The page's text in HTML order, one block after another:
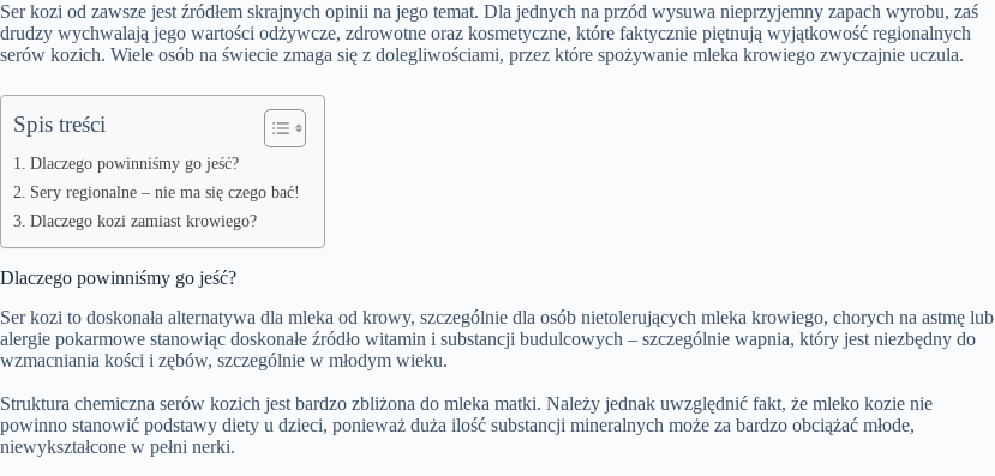
Ser kozi od zawsze jest źródłem skrajnych opinii na jego temat. Dla jednych na przód wysuwa nieprzyjemny zapach wyrobu, zaś
drudzy wychwalają jego wartości odżywcze, zdrowotne oraz kosmetyczne, które faktycznie piętnują wyjątkowość regionalnych
serów kozich. Wiele osób na świecie zmaga się z dolegliwościami, przez które spożywanie mleka krowiego zwyczajnie uczula.
Spis treści
Dlaczego powinniśmy go jeść?
Sery regionalne – nie ma się czego bać!
Dlaczego kozi zamiast krowiego?
Dlaczego powinniśmy go jeść?
Ser kozi to doskonała alternatywa dla mleka od krowy, szczególnie dla osób nietolerujących mleka krowiego, chorych na astmę lub
alergie pokarmowe stanowiąc doskonałe źródło witamin i substancji budulcowych – szczególnie wapnia, który jest niezbędny do
wzmacniania kości i zębów, szczególnie w młodym wieku.
Struktura chemiczna serów kozich jest bardzo zbliżona do mleka matki. Należy jednak uwzględnić fakt, że mleko kozie nie
powinno stanowić podstawy diety u dzieci, ponieważ duża ilość substancji mineralnych może za bardzo obciążać młode,
niewykształcone w pełni nerki.